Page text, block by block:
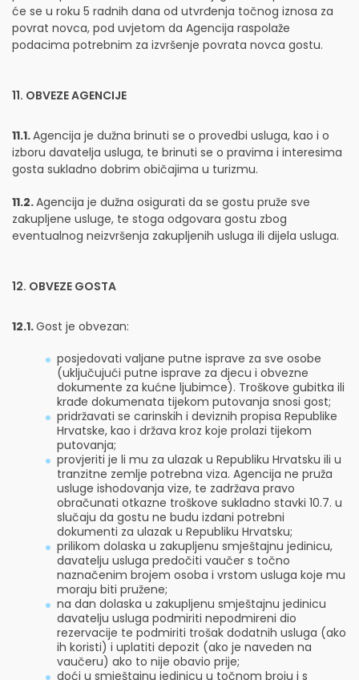
će se u roku 5 radnih dana od utvrđenja točnog iznosa za
povrat novca, pod uvjetom da Agencija raspolaže
podacima potrebnim za izvršenje povrata novca gostu.
11. OBVEZE AGENCIJE
11.1.Agencija je dužna brinuti se o provedbi usluga, kao i o
izboru davatelja usluga, te brinuti se o pravima i interesima
gosta sukladno dobrim običajima u turizmu.
11.2.Agencija je dužna osigurati da se gostu pruže sve
zakupljene usluge, te stoga odgovara gostu zbog
eventualnog neizvršenja zakupljenih usluga ili dijela usluga.
12. OBVEZE GOSTA
12.1.Gost je obvezan:
posjedovati valjane putne isprave za sve osobe
(uključujući putne isprave za djecu i obvezne
dokumente za kućne ljubimce). Troškove gubitka ili
krađe dokumenata tijekom putovanja snosi gost;
pridržavati se carinskih i deviznih propisa Republike
Hrvatske, kao i država kroz koje prolazi tijekom
putovanja;
provjeriti je li mu za ulazak u Republiku Hrvatsku ili u
tranzitne zemlje potrebna viza. Agencija ne pruža
usluge ishodovanja vize, te zadržava pravo
obračunati otkazne troškove sukladno stavki 10.7. u
slučaju da gostu ne budu izdani potrebni
dokumenti za ulazak u Republiku Hrvatsku;
prilikom dolaska u zakupljenu smještajnu jedinicu,
davatelju usluga predočiti vaučer s točno
naznačenim brojem osoba i vrstom usluga koje mu
moraju biti pružene;
na dan dolaska u zakupljenu smještajnu jedinicu
davatelju usluga podmiriti nepodmireni dio
rezervacije te podmiriti trošak dodatnih usluga (ako
ih koristi) i uplatiti depozit (ako je naveden na
vaučeru) ako to nije obavio prije;
doći u smještajnu jedinicu u točnom broju i s